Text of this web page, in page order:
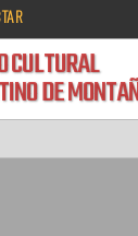
CULTURAL
DE